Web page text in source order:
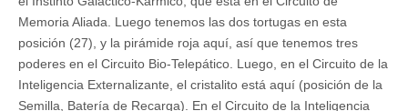
Memoria Aliada. Luego tenemos las dos tortugas en esta
posición (27), y la pirámide roja aquí, así que tenemos tres
poderes en el Circuito Bio-Telepático. Luego, en el Circuito de la
Inteligencia Externalizante, el cristalito está aquí (posición de la
Semilla, Batería de Recarga). En el Circuito de la Inteligencia